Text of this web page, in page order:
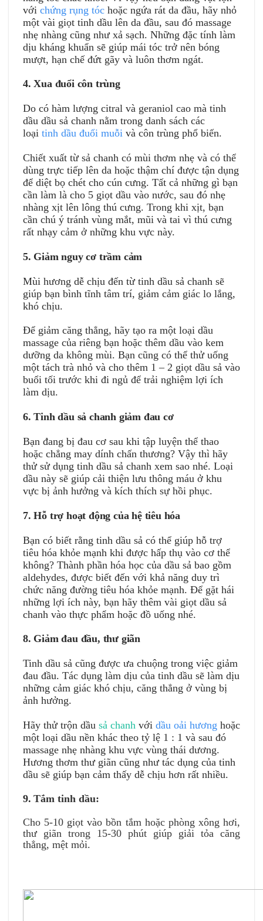
với chứng rụng tóc hoặc ngứa rát da đầu, hãy nhỏ
một vài giọt tinh dầu lên da đầu, sau đó massage
nhẹ nhàng cũng như xả sạch. Những đặc tính làm
dịu kháng khuẩn sẽ giúp mái tóc trở nên bóng
mượt, hạn chế đứt gãy và luôn thơm ngát.
4. Xua đuổi côn trùng
Do có hàm lượng citral và geraniol cao mà tinh
dầu dầu sả chanh nằm trong danh sách các
loại tinh dầu đuổi muỗi và côn trùng phổ biến.
Chiết xuất từ sả chanh có mùi thơm nhẹ và có thể
dùng trực tiếp lên da hoặc thậm chí được tận dụng
để diệt bọ chét cho cún cưng. Tất cả những gì bạn
cần làm là cho 5 giọt dầu vào nước, sau đó nhẹ
nhàng xịt lên lông thú cưng. Trong khi xịt, bạn
cần chú ý tránh vùng mắt, mũi và tai vì thú cưng
rất nhạy cảm ở những khu vực này.
5. Giảm nguy cơ trầm cảm
Mùi hương dễ chịu đến từ tinh dầu sả chanh sẽ
giúp bạn bình tĩnh tâm trí, giảm cảm giác lo lắng,
khó chịu.
Để giảm căng thẳng, hãy tạo ra một loại dầu
massage của riêng bạn hoặc thêm dầu vào kem
dưỡng da không mùi. Bạn cũng có thể thử uống
một tách trà nhỏ và cho thêm 1 – 2 giọt dầu sả vào
buổi tối trước khi đi ngủ để trải nghiệm lợi ích
làm dịu.
6. Tinh dầu sả chanh giảm đau cơ
Bạn đang bị đau cơ sau khi tập luyện thể thao
hoặc chẳng may dính chấn thương? Vậy thì hãy
thử sử dụng tinh dầu sả chanh xem sao nhé. Loại
dầu này sẽ giúp cải thiện lưu thông máu ở khu
vực bị ảnh hưởng và kích thích sự hồi phục.
7. Hỗ trợ hoạt động của hệ tiêu hóa
Bạn có biết rằng tinh dầu sả có thể giúp hỗ trợ
tiêu hóa khỏe mạnh khi được hấp thụ vào cơ thể
không? Thành phần hóa học của dầu sả bao gồm
aldehydes, được biết đến với khả năng duy trì
chức năng đường tiêu hóa khỏe mạnh. Để gặt hái
những lợi ích này, bạn hãy thêm vài giọt dầu sả
chanh vào thực phẩm hoặc đồ uống nhé.
8. Giảm đau đầu, thư giãn
Tinh dầu sả cũng được ưa chuộng trong việc giảm
đau đầu. Tác dụng làm dịu của tinh dầu sẽ làm dịu
những cảm giác khó chịu, căng thẳng ở vùng bị
ảnh hưởng.
Hãy thử trộn dầu sả chanh với dầu oải hương hoặc
một loại dầu nền khác theo tỷ lệ 1 : 1 và sau đó
massage nhẹ nhàng khu vực vùng thái dương.
Hương thơm thư giãn cũng như tác dụng của tinh
dầu sẽ giúp bạn cảm thấy dễ chịu hơn rất nhiều.
9.Tắm tinh dầu:
Cho 5-10 giọt vào bồn tắm hoặc phòng xông hơi,
thư giãn trong 15-30 phút giúp giải tỏa căng
thẳng, mệt mỏi.